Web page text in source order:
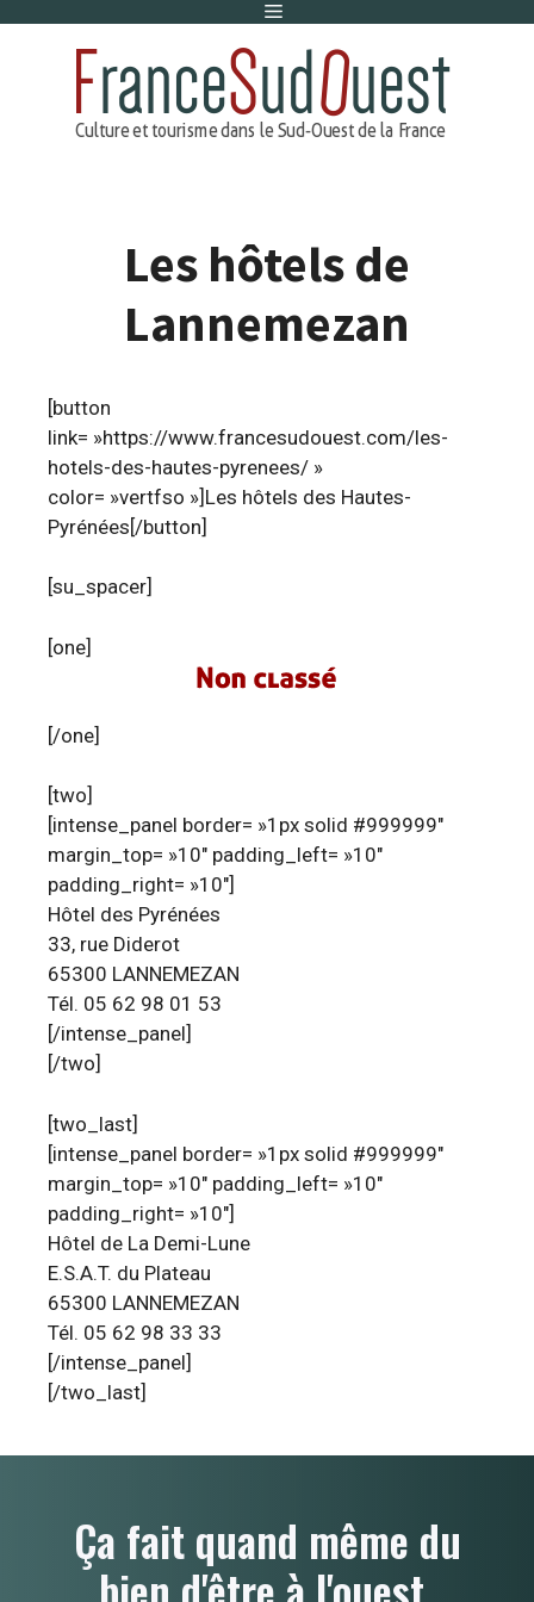
Menu
Les hôtels de
Lannemezan
[button
link= »https://www.francesudouest.com/les-
hotels-des-hautes-pyrenees/ »
color= »vertfso »]Les hôtels des Hautes-
Pyrénées[/button]
[su_spacer]
[one]
[/one]
[two]
[intense_panel border= »1px solid #999999″
margin_top= »10″ padding_left= »10″
padding_right= »10″]
Hôtel des Pyrénées
33, rue Diderot
65300 LANNEMEZAN
Tél. 05 62 98 01 53
[/intense_panel]
[/two]
[two_last]
[intense_panel border= »1px solid #999999″
margin_top= »10″ padding_left= »10″
padding_right= »10″]
Hôtel de La Demi-Lune
E.S.A.T. du Plateau
65300 LANNEMEZAN
Tél. 05 62 98 33 33
[/intense_panel]
[/two_last]
Ça fait quand même du
bien d'être à l'ouest.